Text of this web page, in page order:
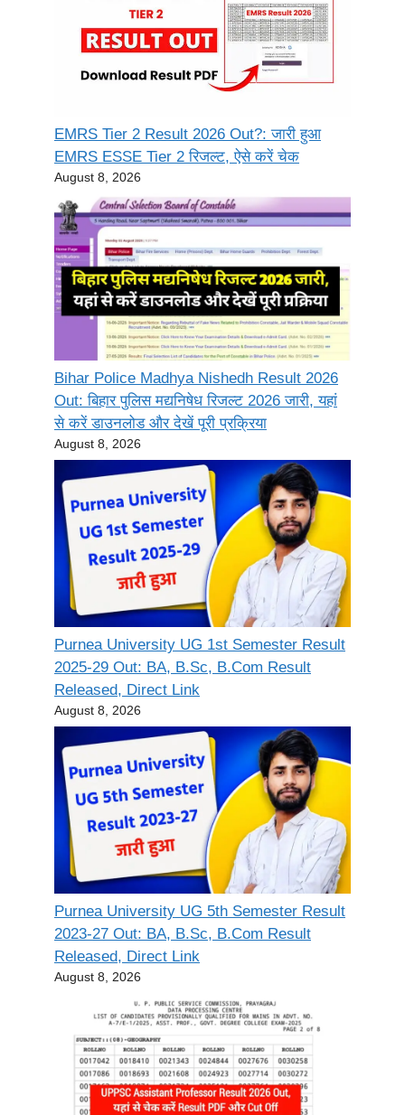
EMRS Tier 2 Result 2026 Out?: जारी हुआ
EMRS ESSE Tier 2 रिजल्ट, ऐसे करें चेक
August 8, 2026
Bihar Police Madhya Nishedh Result 2026
Out: बिहार पुलिस मद्यनिषेध रिजल्ट 2026 जारी, यहां
से करें डाउनलोड और देखें पूरी प्रक्रिया
August 8, 2026
Purnea University UG 1st Semester Result
2025-29 Out: BA, B.Sc, B.Com Result
Released, Direct Link
August 8, 2026
Purnea University UG 5th Semester Result
2023-27 Out: BA, B.Sc, B.Com Result
Released, Direct Link
August 8, 2026